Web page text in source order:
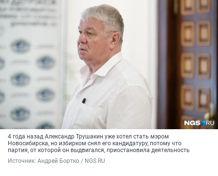
4 года назад Александр Трушакин уже хотел стать мэром
Новосибирска, но избирком снял его кандидатуру, потому что
партия, от которой он выдвигался, приостановила деятельность
Источник: Андрей Бортко / NGS.RU